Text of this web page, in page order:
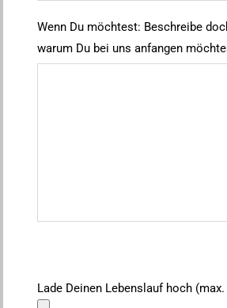
Wenn Du möchtest: Beschreibe
warum Du bei uns anfangen
Lade Deinen Lebenslauf hoch